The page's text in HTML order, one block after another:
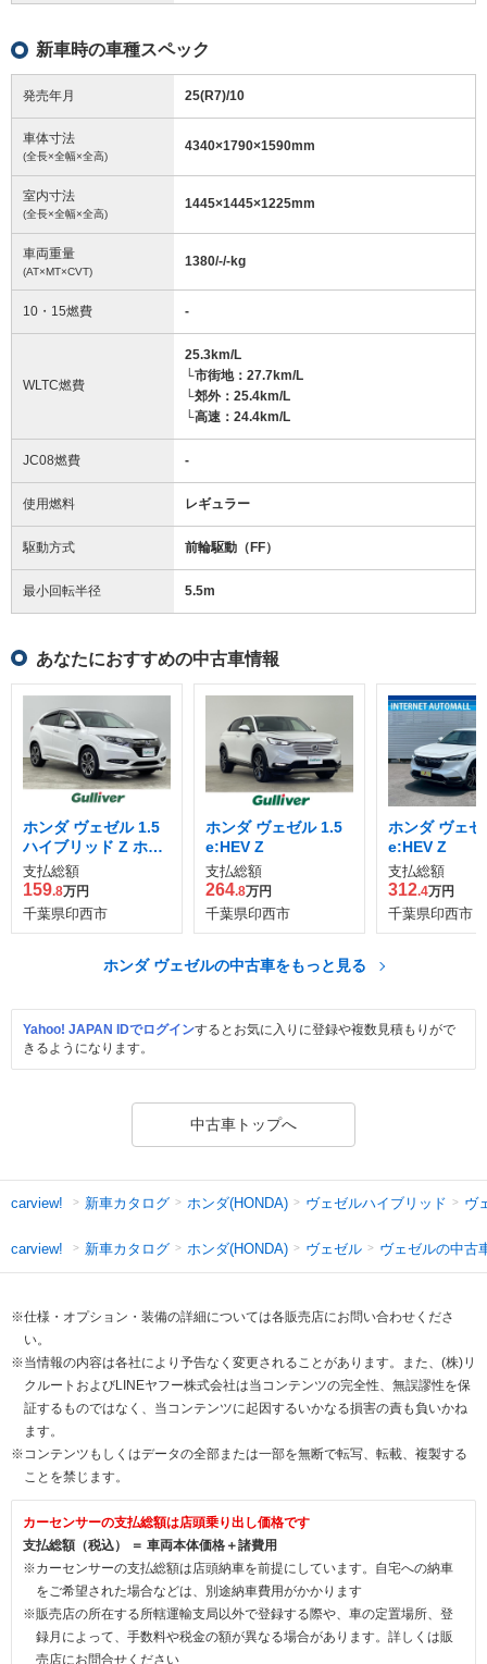
新車時の車種スペック
発売年月 25(R7)/10
車体寸法
(全長×全幅×全高)
4340×1790×1590mm
室内寸法
(全長×全幅×全高)
1445×1445×1225mm
車両重量
(AT×MT×CVT)
1380/-/-kg
10・15燃費 -
WLTC燃費
25.3km/L
└市街地：27.7km/L
└郊外：25.4km/L
└高速：24.4km/L
JC08燃費 -
使用燃料 レギュラー
駆動方式 前輪駆動（FF）
最小回転半径 5.5m
あなたにおすすめの中古車情報
ホンダ ヴェゼル 1.5
ハイブリッド Z ホン
ダセンシング
支払総額
159.8万円
千葉県印西市
ホンダ ヴェゼル 1.5
e:HEV Z
支払総額
264.8万円
千葉県印西市
ホンダ ヴェ
e:HEV Z
支払総額
312.4万円
千葉県印西市
ホンダ ヴェゼルの中古車をもっと見る
Yahoo! JAPAN IDでログインするとお気に入りに登録や複数見積もりがで
きるようになります。
中古車トップへ
carview! 新車カタログ ホンダ(HONDA) ヴェゼルハイブリッド ヴ
carview! 新車カタログ ホンダ(HONDA) ヴェゼル ヴェゼルの中古
※仕様・オプション・装備の詳細については各販売店にお問い合わせくださ
い。
※当情報の内容は各社により予告なく変更されることがあります。また、(株)リ
クルートおよびLINEヤフー株式会社は当コンテンツの完全性、無誤謬性を保
証するものではなく、当コンテンツに起因するいかなる損害の責も負いかね
ます。
※コンテンツもしくはデータの全部または一部を無断で転写、転載、複製する
ことを禁じます。
カーセンサーの支払総額は店頭乗り出し価格です
支払総額（税込） ＝ 車両本体価格＋諸費用
※カーセンサーの支払総額は店頭納車を前提にしています。自宅への納車
をご希望された場合などは、別途納車費用がかかります
※販売店の所在する所轄運輸支局以外で登録する際や、車の定置場所、登
録月によって、手数料や税金の額が異なる場合があります。詳しくは販
売店にお問合せください